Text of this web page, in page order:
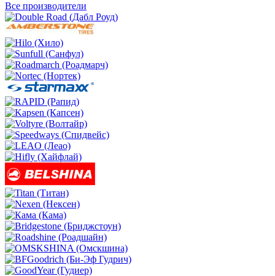
Все производители